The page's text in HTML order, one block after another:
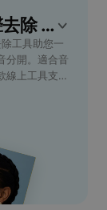
CapCut 免費 免費MP4人聲去除 模板
工具助您一
分開。適合音
線上工具支援
傳影片，立
流程，滿足